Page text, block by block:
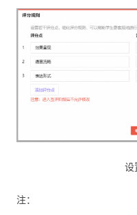
设
注：